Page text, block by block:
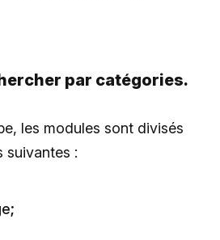
par catégories.
les modules sont divisés
suivantes :